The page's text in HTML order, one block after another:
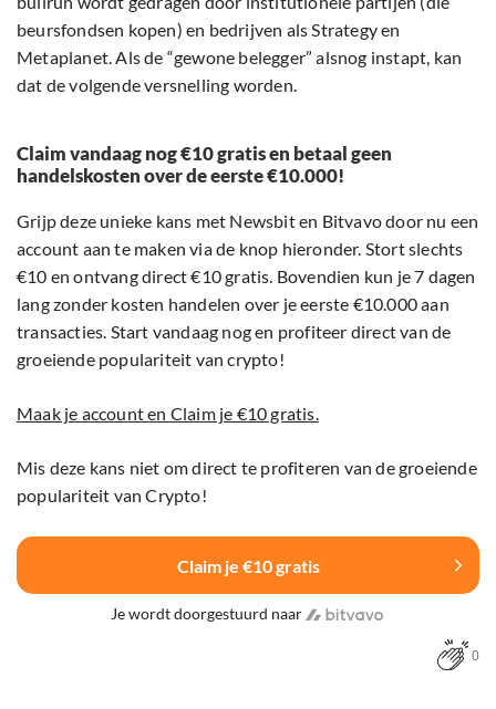
beursfondsen kopen) en bedrijven als Strategy en
Metaplanet. Als de “gewone belegger” alsnog instapt, kan
dat de volgende versnelling worden.
Claim vandaag nog €10 gratis en betaal geen
handelskosten over de eerste €10.000!
Grijp deze unieke kans met Newsbit en Bitvavo door nu een
account aan te maken via de knop hieronder. Stort slechts
€10 en ontvang direct €10 gratis. Bovendien kun je 7 dagen
lang zonder kosten handelen over je eerste €10.000 aan
transacties. Start vandaag nog en profiteer direct van de
groeiende populariteit van crypto!
Maak je account en Claim je €10 gratis.
Mis deze kans niet om direct te profiteren van de groeiende
populariteit van Crypto!
Claim je €10 gratis
Je wordt doorgestuurd naar
0